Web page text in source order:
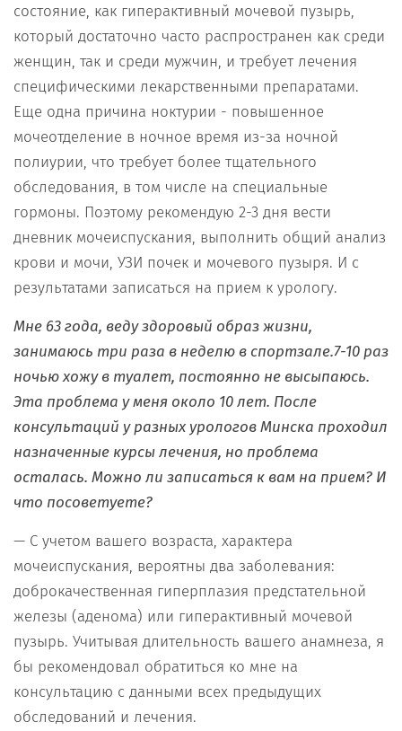
состояние, как гиперактивный мочевой пузырь,
который достаточно часто распространен как среди
женщин, так и среди мужчин, и требует лечения
специфическими лекарственными препаратами.
Еще одна причина ноктурии - повышенное
мочеотделение в ночное время из-за ночной
полиурии, что требует более тщательного
обследования, в том числе на специальные
гормоны. Поэтому рекомендую 2-3 дня вести
дневник мочеиспускания, выполнить общий анализ
крови и мочи, УЗИ почек и мочевого пузыря. И с
результатами записаться на прием к урологу.
Мне 63 года, веду здоровый образ жизни,
занимаюсь три раза в неделю в спортзале.7-10 раз
ночью хожу в туалет, постоянно не высыпаюсь.
Эта проблема у меня около 10 лет. После
консультаций у разных урологов Минска проходил
назначенные курсы лечения, но проблема
осталась. Можно ли записаться к вам на прием? И
что посоветуете?
— С учетом вашего возраста, характера
мочеиспускания, вероятны два заболевания:
доброкачественная гиперплазия предстательной
железы (аденома) или гиперактивный мочевой
пузырь. Учитывая длительность вашего анамнеза, я
бы рекомендовал обратиться ко мне на
консультацию с данными всех предыдущих
обследований и лечения.